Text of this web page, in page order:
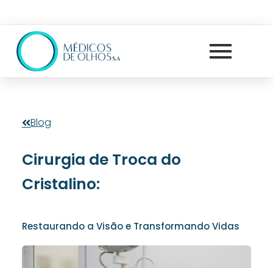
Blog
Cirurgia de Troca do
Cristalino:
Restaurando a Visão e Transformando Vidas